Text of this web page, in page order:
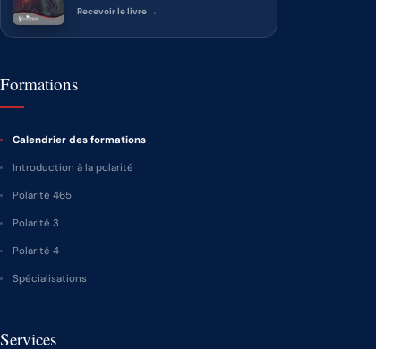
Recevoir le livre →
Formations
Calendrier des formations
Introduction à la polarité
Polarité 465
Polarité 3
Polarité 4
Spécialisations
Services